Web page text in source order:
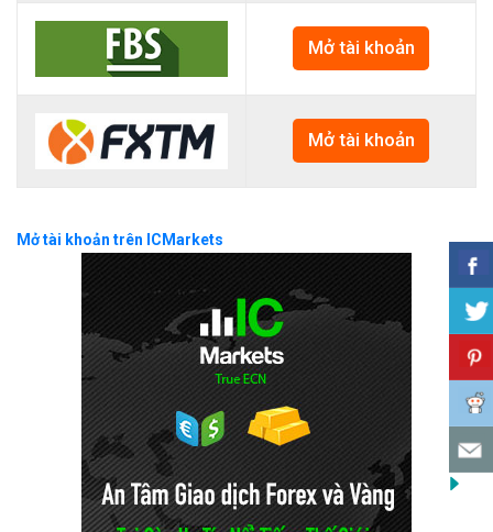
Mở tài khoản
Mở tài khoản
Mở tài khoản trên ICMarkets